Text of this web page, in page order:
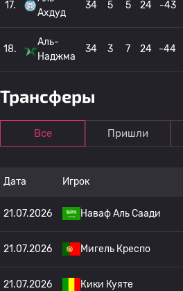
17.
Ахдуд
34 5 5 24 -43
18.
Аль-
Наджма
34 3 7 24 -44
Трансферы
Все Пришли
Дата Игрок
21.07.2026 Наваф Аль Саади
21.07.2026 Мигель Креспо
21.07.2026 Кики Куяте